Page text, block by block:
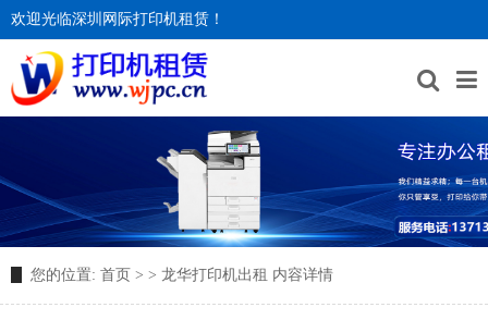
欢迎光临深圳网际打印机租赁！
您的位置: 首页 > > 龙华打印机出租 内容详情